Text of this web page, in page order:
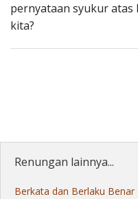
pernyataan syukur atas
kita?
Renungan lainnya...
Berkata dan Berlaku Benar